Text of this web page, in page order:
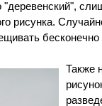
"деревенский",
рисунка.
Также